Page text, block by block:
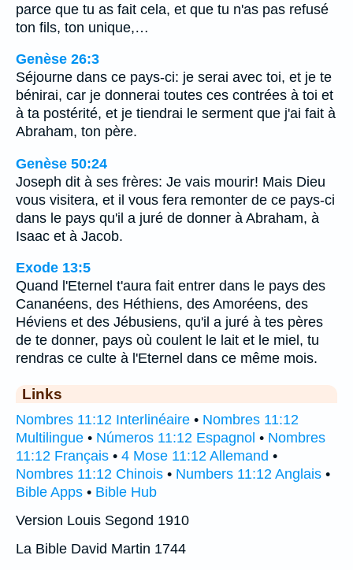
parce que tu as fait cela, et que tu n'as pas refusé
ton fils, ton unique,…
Genèse 26:3
Séjourne dans ce pays-ci: je serai avec toi, et je te
bénirai, car je donnerai toutes ces contrées à toi et
à ta postérité, et je tiendrai le serment que j'ai fait à
Abraham, ton père.
Genèse 50:24
Joseph dit à ses frères: Je vais mourir! Mais Dieu
vous visitera, et il vous fera remonter de ce pays-ci
dans le pays qu'il a juré de donner à Abraham, à
Isaac et à Jacob.
Exode 13:5
Quand l'Eternel t'aura fait entrer dans le pays des
Cananéens, des Héthiens, des Amoréens, des
Héviens et des Jébusiens, qu'il a juré à tes pères
de te donner, pays où coulent le lait et le miel, tu
rendras ce culte à l'Eternel dans ce même mois.
Links
Nombres 11:12 Interlinéaire • Nombres 11:12
Multilingue • Números 11:12 Espagnol • Nombres
11:12 Français • 4 Mose 11:12 Allemand •
Nombres 11:12 Chinois • Numbers 11:12 Anglais •
Bible Apps • Bible Hub
Version Louis Segond 1910
La Bible David Martin 1744